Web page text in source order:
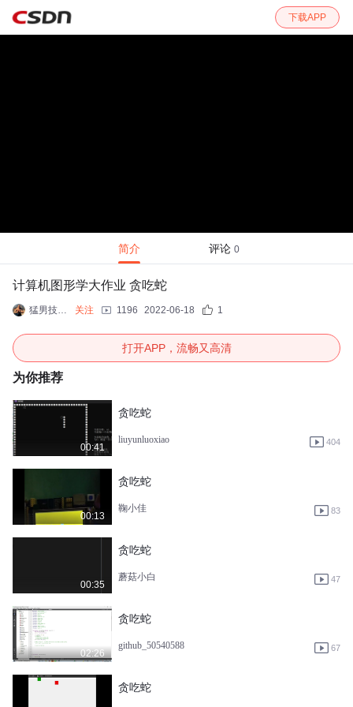
下载APP
简介 评论 0
计算机图形学大作业 贪吃蛇
猛男技术控 关注 1196 2022-06-18 1
打开APP，流畅又高清
为你推荐
00:41
贪吃蛇
liuyunluoxiao 404
00:13
贪吃蛇
鞠小佳 83
00:35
贪吃蛇
蘑菇小白 47
02:26
贪吃蛇
github_50540588 67
贪吃蛇